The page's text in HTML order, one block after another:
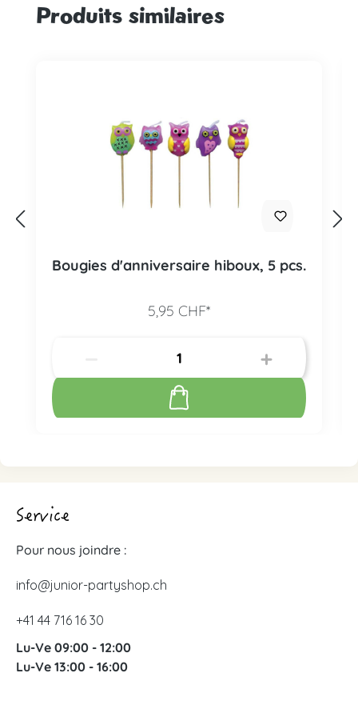
Ignorer la galerie de produits
Produits similaires
Bougies d'anniversaire hiboux, 5 pcs.
5,95 CHF*
Service
Pour nous joindre :
info@junior-partyshop.ch
+41 44 716 16 30
Lu-Ve 09:00 - 12:00
Lu-Ve 13:00 - 16:00